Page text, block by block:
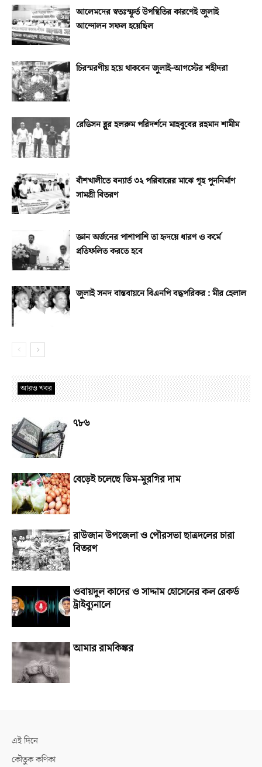
আলেমদের স্বতঃস্ফূর্ত উপস্থিতির কারণেই জুলাই
আন্দোলন সফল হয়েছিল
চিরস্মরণীয় হয়ে থাকবেন জুলাই-আগস্টের শহীদরা
রেডিসন ব্লুর হলরুম পরিদর্শনে মাহবুবের রহমান শামীম
বাঁশখালীতে বন্যার্ত ৩২ পরিবারের মাঝে গৃহ পুননির্মাণ
সামগ্রী বিতরণ
জ্ঞান অর্জনের পাশাপাশি তা হৃদয়ে ধারণ ও কর্মে
প্রতিফলিত করতে হবে
জুলাই সনদ বাস্তবায়নে বিএনপি বদ্ধপরিকর : মীর হেলাল
আরও খবর
৭৮৬
বেড়েই চলেছে ডিম-মুরগির দাম
রাউজান উপজেলা ও পৌরসভা ছাত্রদলের চারা
বিতরণ
ওবায়দুল কাদের ও সাদ্দাম হোসেনের কল রেকর্ড
ট্রাইব্যুনালে
আমার রামকিঙ্কর
এই দিনে
কৌতুক কণিকা